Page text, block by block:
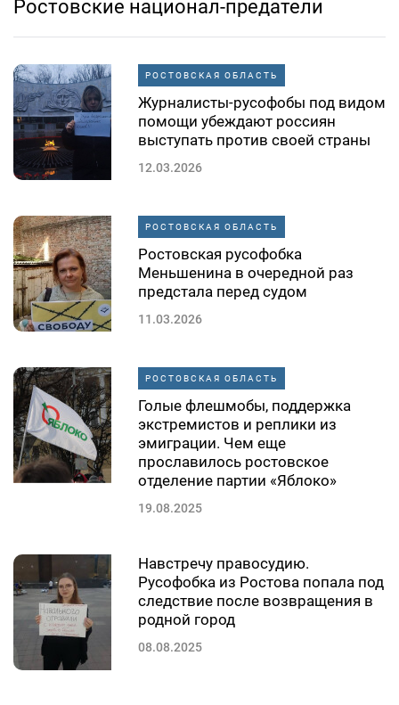
Ростовские национал-предатели
РОСТОВСКАЯ ОБЛАСТЬ
Журналисты-русофобы под видом
помощи убеждают россиян
выступать против своей страны
12.03.2026
РОСТОВСКАЯ ОБЛАСТЬ
Ростовская русофобка
Меньшенина в очередной раз
предстала перед судом
11.03.2026
РОСТОВСКАЯ ОБЛАСТЬ
Голые флешмобы, поддержка
экстремистов и реплики из
эмиграции. Чем еще
прославилось ростовское
отделение партии «Яблоко»
19.08.2025
Навстречу правосудию.
Русофобка из Ростова попала под
следствие после возвращения в
родной город
08.08.2025